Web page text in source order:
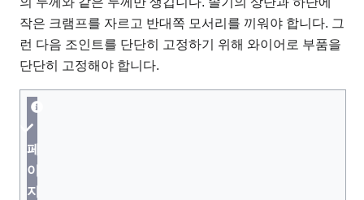
작은 크램프를 자르고 반대쪽 모서리를 끼워야 합니다. 그
런 다음 조인트를 단단히 고정하기 위해 와이어로 부품을
단단히 고정해야 합니다.
페
이
지